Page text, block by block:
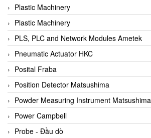
Bestech
Bestech
BETA
Bifold
Bihl+wiedemann
Bihl+wiedemann
Bilz
Binder Connector
Biotech
Plastic Machinery
Plastic Machinery
PLS, PLC and Network Modules Ametek
Pneumatic Actuator HKC
Posital Fraba
Position Detector Matsushima
Powder Measuring Instrument Matsushima
Power Campbell
Probe - Đầu dò